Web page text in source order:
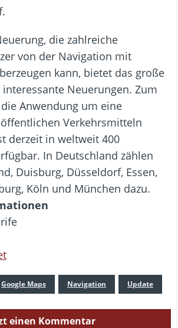
die zahlreiche
von der Navigation mit
kann, bietet das große
Neuerungen. Zum
Anwendung um eine
Verkehrsmitteln
derzeit in weltweit 400
In Deutschland zählen
Duisburg, Düsseldorf, Essen,
Köln und München dazu.
Google Maps Navigation Update
einen Kommentar